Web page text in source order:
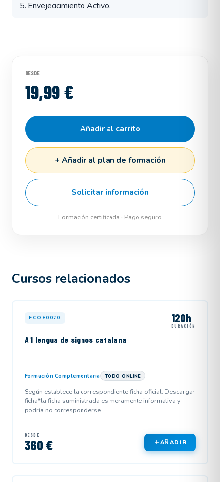
5. Envejecicimiento Activo.
DESDE
19,99 €
Añadir al carrito
+ Añadir al plan de formación
Solicitar información
Formación certificada · Pago seguro
Cursos relacionados
FCOE0020 120h
DURACIÓN
A 1 lengua de signos catalana
Formación Complementaria TODO ONLINE
Según establece la correspondiente ficha oficial. Descargar
ficha*la ficha suministrada es meramente informativa y
podría no corresponderse...
DESDE
360 € AÑADIR